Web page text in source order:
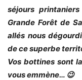
séjours
Grande Forêt de
allés nous
de ce superbe
Vos bottines sont
vous emmène… 😉